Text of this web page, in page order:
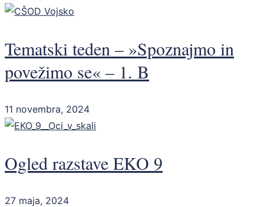
Tematski teden – »Spoznajmo in
povežimo se« – 1. B
11 novembra, 2024
Ogled razstave EKO 9
27 maja, 2024